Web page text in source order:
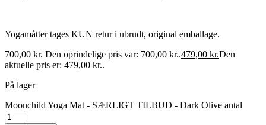
Yogamåtter tages KUN retur i ubrudt, original emballage.
700,00kr. Den oprindelige pris var: 700,00 kr..479,00 kr.Den
aktuelle pris er: 479,00 kr..
På lager
Moonchild Yoga Mat - SÆRLIGT TILBUD - Dark Olive antal